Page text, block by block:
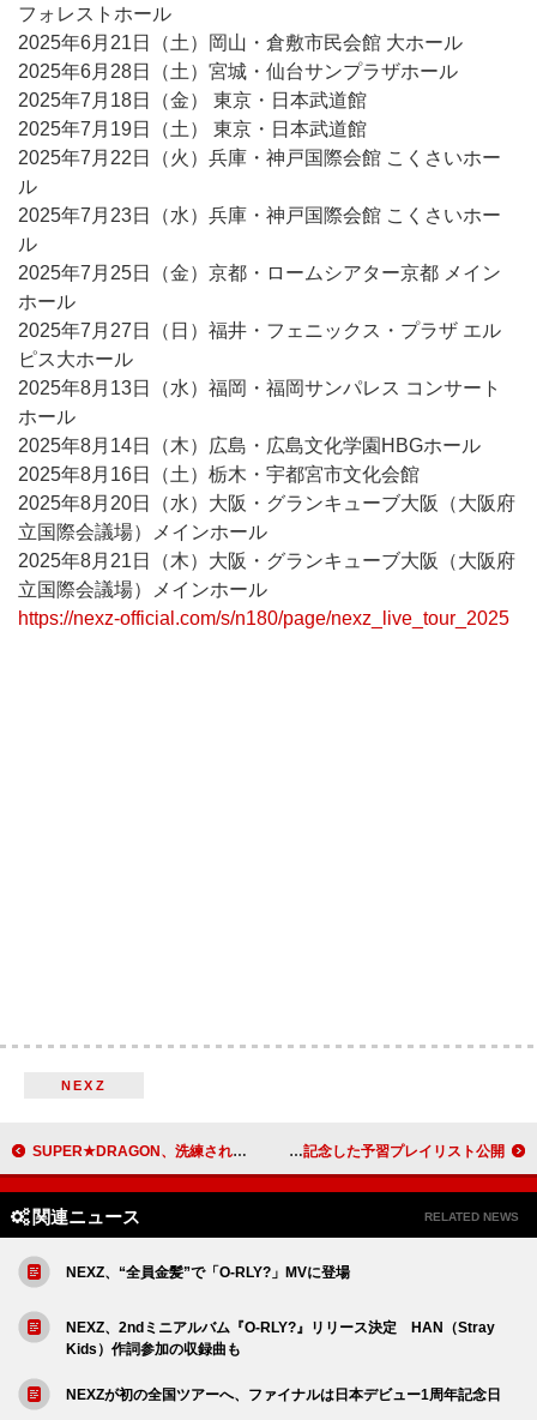
フォレストホール
2025年6月21日（土）岡山・倉敷市民会館 大ホール
2025年6月28日（土）宮城・仙台サンプラザホール
2025年7月18日（金） 東京・日本武道館
2025年7月19日（土） 東京・日本武道館
2025年7月22日（火）兵庫・神戸国際会館 こくさいホー
ル
2025年7月23日（水）兵庫・神戸国際会館 こくさいホー
ル
2025年7月25日（金）京都・ロームシアター京都 メイン
ホール
2025年7月27日（日）福井・フェニックス・プラザ エル
ピス大ホール
2025年8月13日（水）福岡・福岡サンパレス コンサート
ホール
2025年8月14日（木）広島・広島文化学園HBGホール
2025年8月16日（土）栃木・宇都宮市文化会館
2025年8月20日（水）大阪・グランキューブ大阪（大阪府
立国際会議場）メインホール
2025年8月21日（木）大阪・グランキューブ大阪（大阪府
立国際会議場）メインホール
https://nexz-official.com/s/n180/page/nexz_live_tour_2025
NEXZ
SUPER★DRAGON、洗練された世界観の「Dark Heroes」MV公開 ベック、来日公演を記念した予習プレイリスト公開
関連ニュース RELATED NEWS
NEXZ、“全員金髪”で「O-RLY?」MVに登場
NEXZ、2ndミニアルバム『O-RLY?』リリース決定 HAN（Stray
Kids）作詞参加の収録曲も
NEXZが初の全国ツアーへ、ファイナルは日本デビュー1周年記念日